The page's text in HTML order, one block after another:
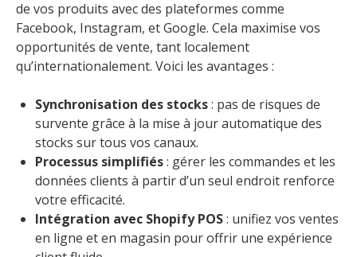
de vos produits avec des plateformes comme
Facebook, Instagram, et Google. Cela maximise vos
opportunités de vente, tant localement
qu’internationalement. Voici les avantages :
Synchronisation des stocks: pas de risques de
survente grâce à la mise à jour automatique des
stocks sur tous vos canaux.
Processus simplifiés: gérer les commandes et les
données clients à partir d’un seul endroit renforce
votre efficacité.
Intégration avec Shopify POS: unifiez vos ventes
en ligne et en magasin pour offrir une expérience